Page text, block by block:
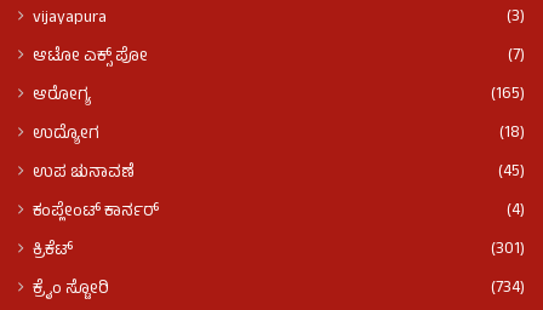
vijayapura
(3)
ಆಟೋ ಎಕ್ಸ್ ಪೋ
(7)
ಆರೋಗ್ಯ
(165)
ಉದ್ಯೋಗ
(18)
ಉಪ ಚುನಾವಣೆ
(45)
ಕಂಪ್ಲೇಂಟ್ ಕಾರ್ನರ್
(4)
ಕ್ರಿಕೆಟ್
(301)
ಕ್ರೈಂ ಸ್ಟೋರಿ
(734)